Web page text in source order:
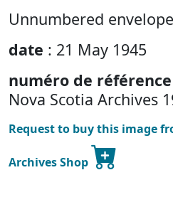
Unnumbered
date : 21 May 1945
numéro de référence
Nova Scotia Archives
Request to buy this image
Archives Shop